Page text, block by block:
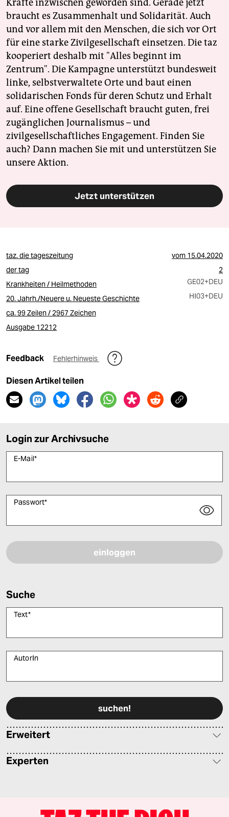
Kräfte inzwischen geworden sind. Gerade jetzt
braucht es Zusammenhalt und Solidarität. Auch
und vor allem mit den Menschen, die sich vor Ort
für eine starke Zivilgesellschaft einsetzen. Die taz
kooperiert deshalb mit "Alles beginnt im
Zentrum". Die Kampagne unterstützt bundesweit
linke, selbstverwaltete Orte und baut einen
solidarischen Fonds für deren Schutz und Erhalt
auf. Eine offene Gesellschaft braucht guten, frei
zugänglichen Journalismus – und
zivilgesellschaftliches Engagement. Finden Sie
auch? Dann machen Sie mit und unterstützen Sie
unsere Aktion.
Jetzt unterstützen
taz. die tageszeitung vom 15.04.2020
der tag
2
Krankheiten / Heilmethoden
GE02+DEU
20. Jahrh./Neuere u. Neueste Geschichte
HI03+DEU
ca. 99 Zeilen / 2967 Zeichen
Ausgabe 12212
Feedback Fehlerhinweis
Diesen Artikel teilen
Login zur Archivsuche
E-Mail*
Passwort*
Suche
Text*
AutorIn
Erweitert
Experten